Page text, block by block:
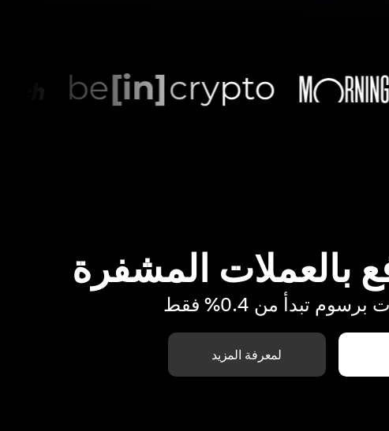
بالعملات المشفرة
تبدأ من 0.4% فقط
لمعرفة المزيد